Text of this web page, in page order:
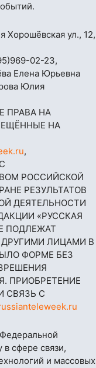
Хорошёвская ул., 12,
02-23,
Елена Юрьевна
Юлия
ПРАВА НА
НА
,
РОССИЙСКОЙ
РЕЗУЛЬТАТОВ
ДЕЯТЕЛЬНОСТИ
«РУССКАЯ
ПОДЛЕЖАТ
ЛИЦАМИ В
ФОРМЕ БЕЗ
ПРИОБРЕТЕНИЕ
СВЯЗЬ С
сфере связи,
и массовых